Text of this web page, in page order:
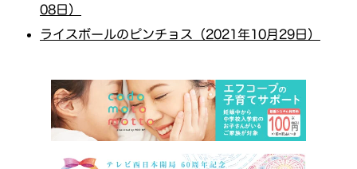
08日）
ライスボールのピンチョス（2021年10月29日）